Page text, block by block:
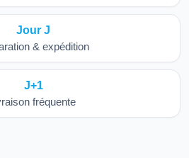
Jour J
& expédition
J+1
fréquente